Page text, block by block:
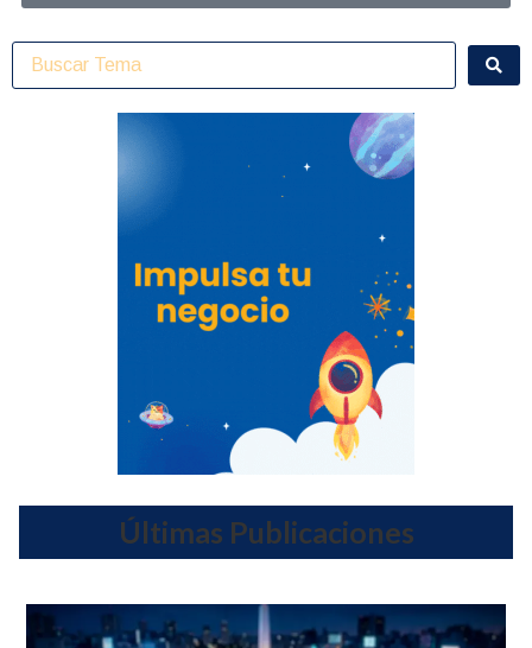
Últimas Publicaciones